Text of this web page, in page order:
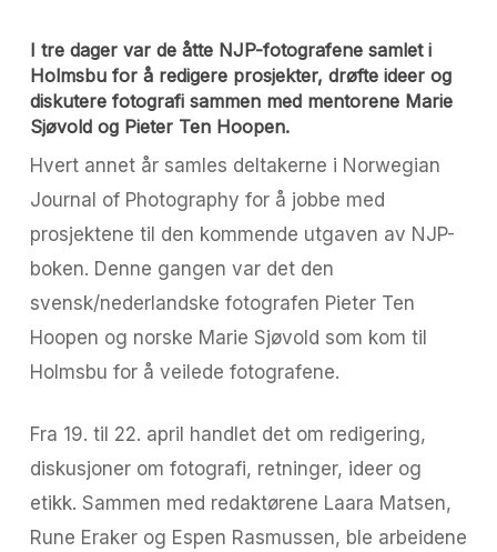
I tre dager var de åtte NJP-fotografene samlet i
Holmsbu for å redigere prosjekter, drøfte ideer og
diskutere fotografi sammen med mentorene Marie
Sjøvold og Pieter Ten Hoopen.
Hvert annet år samles deltakerne i Norwegian
Journal of Photography for å jobbe med
prosjektene til den kommende utgaven av NJP-
boken. Denne gangen var det den
svensk/nederlandske fotografen Pieter Ten
Hoopen og norske Marie Sjøvold som kom til
Holmsbu for å veilede fotografene.
Fra 19. til 22. april handlet det om redigering,
diskusjoner om fotografi, retninger, ideer og
etikk. Sammen med redaktørene Laara Matsen,
Rune Eraker og Espen Rasmussen, ble arbeidene